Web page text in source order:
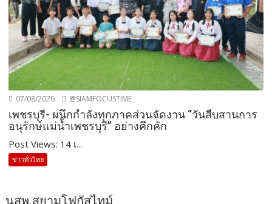
07/08/2026 @SIAMFOCUSTIME
เพชรบุรี- ผนึกกำลังทุกภาคส่วนจัดงาน “วันสืบสานการ
อนุรักษ์แม่น้ำเพชรบุรี” อย่างคึกคัก
Post Views: 14 เ...
ข่าวทั่วไทย
นสพ.สยามโฟกัสไทม์